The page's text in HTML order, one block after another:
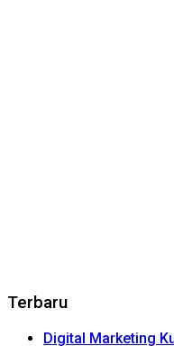
Terbaru
Digital Marketing